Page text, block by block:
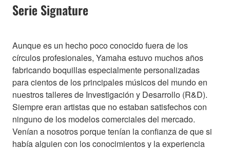
Serie Signature
Aunque es un hecho poco conocido fuera de los
círculos profesionales, Yamaha estuvo muchos años
fabricando boquillas especialmente personalizadas
para cientos de los principales músicos del mundo en
nuestros talleres de Investigación y Desarrollo (R&D).
Siempre eran artistas que no estaban satisfechos con
ninguno de los modelos comerciales del mercado.
Venían a nosotros porque tenían la confianza de que si
había alguien con los conocimientos y la experiencia